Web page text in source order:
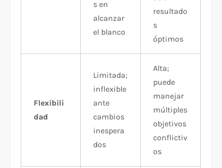
s en
alcanzar
el blanco
resultado
s
óptimos
Flexibili
dad
Limitada;
inflexible
ante
cambios
inespera
dos
Alta;
puede
manejar
múltiples
objetivos
conflictiv
os